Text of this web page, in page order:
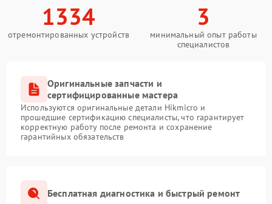
1334
отремонтированных устройств
3
минимальный опыт работы
специалистов
Оригинальные запчасти и
сертифицированные мастера
Используются оригинальные детали Hikmicro и
прошедшие сертификацию специалисты, что гарантирует
корректную работу после ремонта и сохранение
гарантийных обязательств
Бесплатная диагностика и быстрый ремонт